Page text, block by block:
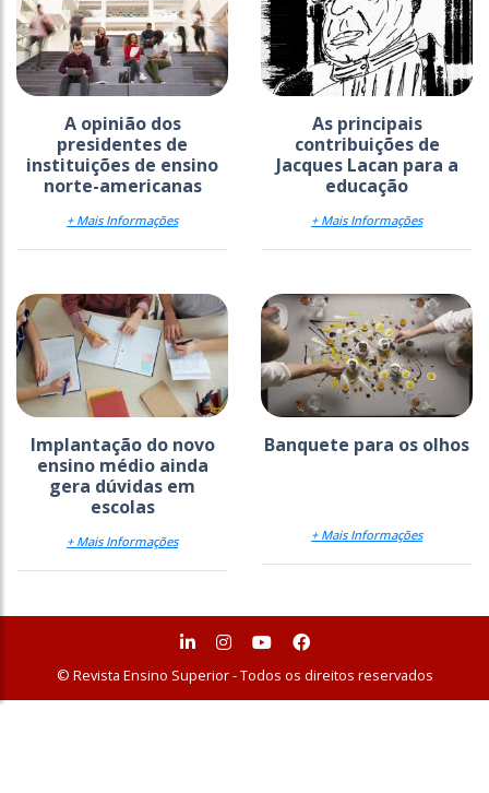
A opinião dos
presidentes de
instituições de ensino
norte-americanas
+ Mais Informações
As principais
contribuições de
Jacques Lacan para a
educação
+ Mais Informações
Implantação do novo
ensino médio ainda
gera dúvidas em
escolas
+ Mais Informações
Banquete para os olhos
+ Mais Informações
© Revista Ensino Superior - Todos os direitos reservados